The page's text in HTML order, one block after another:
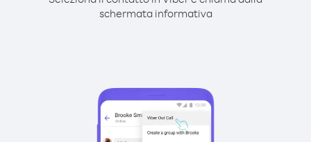
schermata informativa